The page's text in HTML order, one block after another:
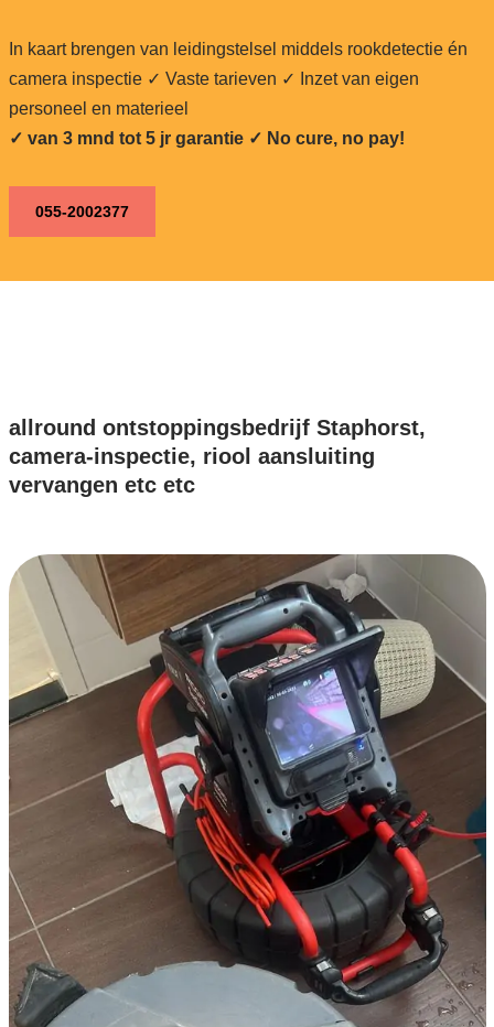
In kaart brengen van leidingstelsel middels rookdetectie én
camera inspectie ✓ Vaste tarieven ✓ Inzet van eigen
personeel en materieel
✓ van 3 mnd tot 5 jr garantie ✓ No cure, no pay!
055-2002377
allround ontstoppingsbedrijf Staphorst,
camera-inspectie, riool aansluiting
vervangen etc etc